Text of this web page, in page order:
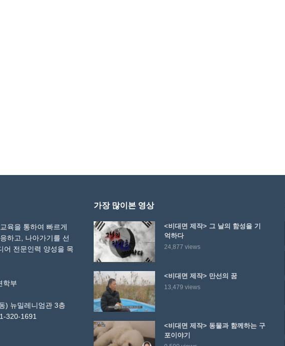
육을 통하여 빠르게
하고, 나아가기를 선
어 전문인력 양성을 목
학부
) 뉴밀레니엄관 3층
320-1691
가장 많이본 영상
<비대면 제작> 그 날의 함성을 기
억하다
24,877 views
<비대면 제작> 만선의 꿈
13,479 views
<비대면 제작> 동물과 함께하는 구
포이야기